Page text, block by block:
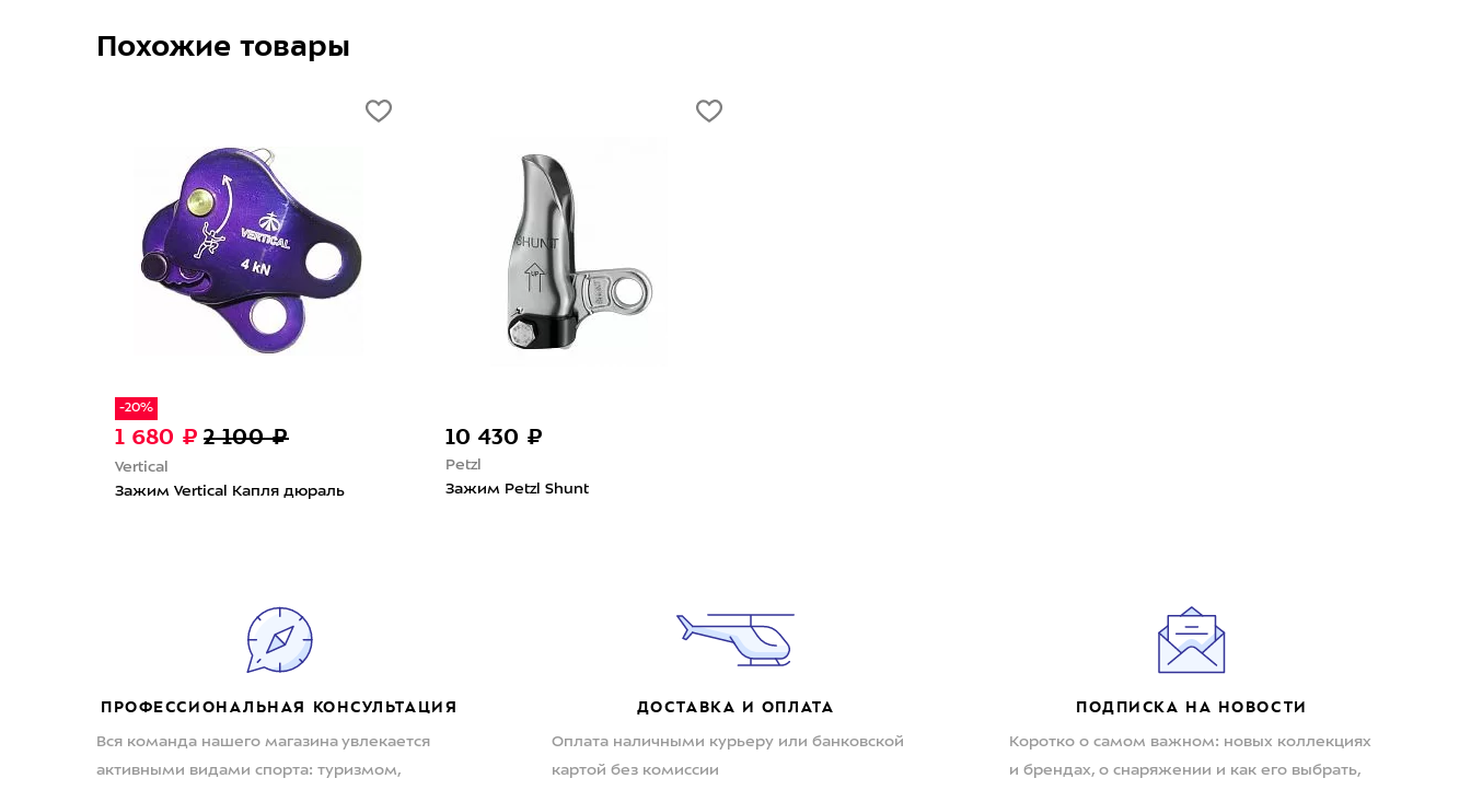
Похожие товары
-20%
1 680 ₽ 2 100 ₽
Vertical
Зажим Vertical Капля дюраль
10 430 ₽
Petzl
Зажим Petzl Shunt
ПРОФЕССИОНАЛЬНАЯ КОНСУЛЬТАЦИЯ
Вся команда нашего магазина увлекается
активными видами спорта: туризмом,
ДОСТАВКА И ОПЛАТА
Оплата наличными курьеру или банковской
картой без комиссии
ПОДПИСКА НА НОВОСТИ
Коротко о самом важном: новых коллекциях
и брендах, о снаряжении и как его выбрать,